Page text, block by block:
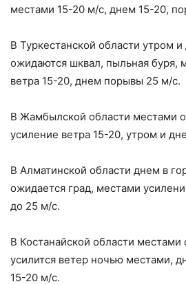
местами 15-20 м/с, днем 15-20,
В Туркестанской области утром
ожидаются шквал, пыльная буря,
ветра 15-20, днем порывы 25 м/с.
В Жамбылской области местами
усиление ветра 15-20, утром и
В Алматинской области днем в
ожидается град, местами
до 25 м/с.
В Костанайской области местами
усилится ветер ночью местами,
15-20 м/с.